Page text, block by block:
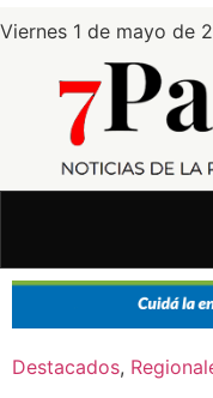
Viernes 1 de mayo de
Destacados,